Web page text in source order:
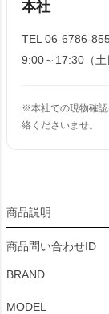
本社
TEL 06-6786-
9:00～17:30（土
※本社での現物確認
絡くださいませ。
商品説明
商品問い合わせID
BRAND
MODEL